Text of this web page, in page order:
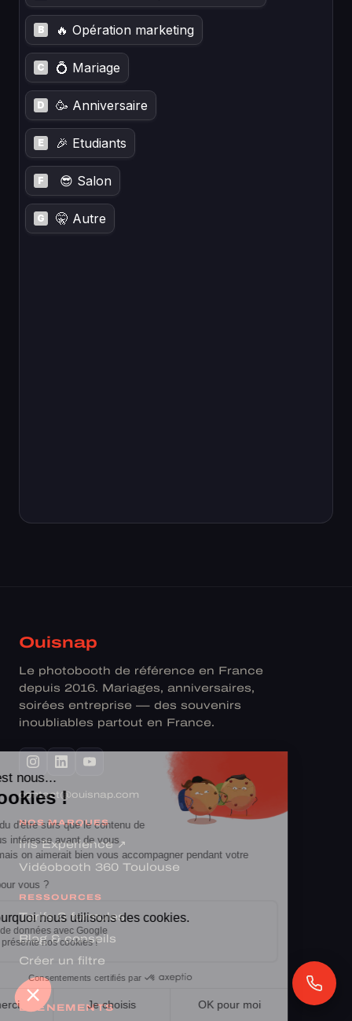
Ouisnap
Le photobooth de référence en France
depuis 2016. Mariages, anniversaires,
soirées entreprise — des souvenirs
inoubliables partout en France.
contact@ouisnap.com
NOS MARQUES
Iris Experience ↗
Vidéobooth 360 Toulouse
RESSOURCES
Tarifs & formules
Blog & conseils
Créer un filtre
ÉVÉNEMENTS